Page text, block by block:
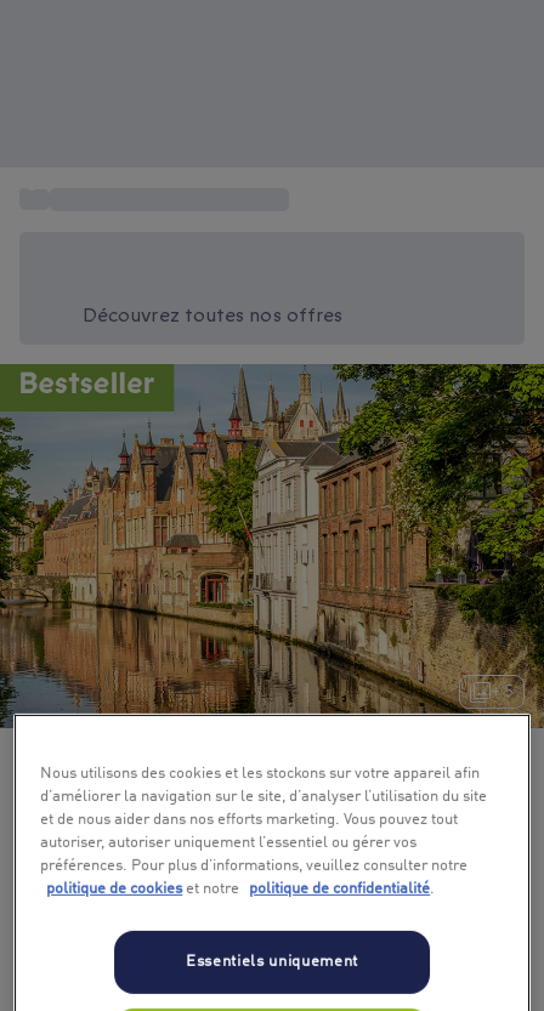
Découvrez toutes nos offres
+ 5
Nous utilisons des cookies et les stockons sur votre appareil afin
d’améliorer la navigation sur le site, d’analyser l’utilisation du site
et de nous aider dans nos efforts marketing. Vous pouvez tout
autoriser, autoriser uniquement l’essentiel ou gérer vos
préférences. Pour plus d’informations, veuillez consulter notre
politique de cookieset notre politique de confidentialité.
Essentiels uniquement